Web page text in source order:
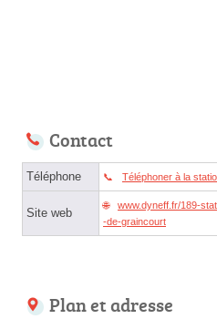
Contact
Téléphone Téléphoner à la
Site web
www.dyneff.fr/189-
-de-graincourt
Plan et adresse